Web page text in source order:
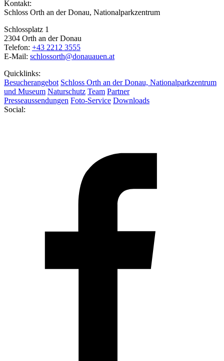
Kontakt:
Schloss Orth an der Donau, Nationalparkzentrum
Schlossplatz 1
2304 Orth an der Donau
Telefon: +43 2212 3555
E-Mail: schlossorth@donauauen.at
Quicklinks:
Besucherangebot Schloss Orth an der Donau, Nationalparkzentrum
und Museum Naturschutz Team Partner
Presseaussendungen Foto-Service Downloads
Social: